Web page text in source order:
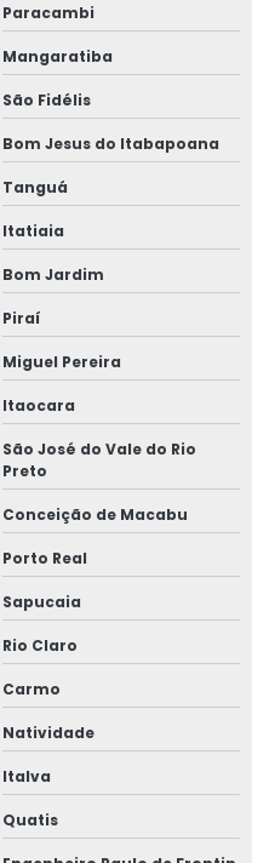
Segurança
rolante
Rolantes
em am
rolantes
janeiro
rolante em am
araquari
caxias do sul
Paracambi
Mangaratiba
São Fidélis
Bom Jesus do Itabapoana
Tanguá
Itatiaia
Bom Jardim
Piraí
Miguel Pereira
Itaocara
São José do Vale do Rio
Preto
Conceição de Macabu
Porto Real
Sapucaia
Rio Claro
Carmo
Natividade
Italva
Quatis